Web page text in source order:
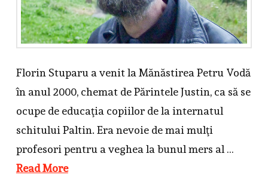
Florin Stuparu a venit la Mănăstirea Petru Vodă
în anul 2000, chemat de Părintele Justin, ca să se
ocupe de educaţia copiilor de la internatul
schitului Paltin. Era nevoie de mai mulţi
profesori pentru a veghea la bunul mers al …
Read More